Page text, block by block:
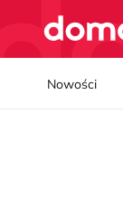
Nawgiacja
Strona
Nowości